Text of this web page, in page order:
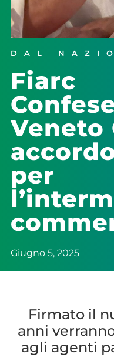
DAL
Fiarc
Veneto
per
Giugno 5, 2025
Firmato il
anni
agli agenti